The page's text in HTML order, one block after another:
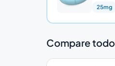
25mg
Compare